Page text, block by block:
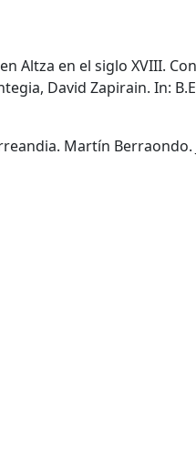
Altza en el siglo XVIII.
David Zapirain. In:
Martín Berraondo.